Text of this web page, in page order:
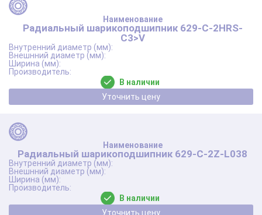
Радиальный шарикоподшипник 629-C-2HRS-
C3>V
В наличии
Уточнить цену
Радиальный шарикоподшипник 629-C-2Z-L038
В наличии
Уточнить цену